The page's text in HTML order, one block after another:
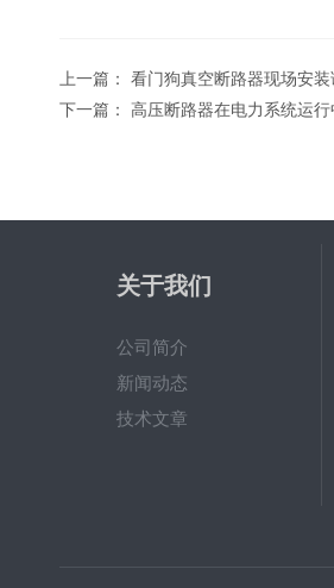
上一篇： 看门狗真空断路器现场安
下一篇： 高压断路器在电力系统运
关于我们
公司简介
新闻动态
技术文章